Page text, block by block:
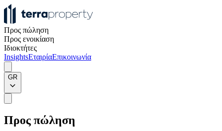
Προς πώληση
Προς ενοικίαση
Ιδιοκτήτες
InsightsΕταιρίαΕπικοινωνία
GR
Προς πώληση